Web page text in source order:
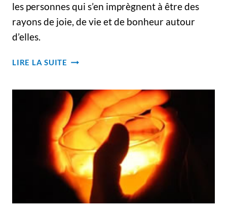
les personnes qui s’en imprègnent à être des
rayons de joie, de vie et de bonheur autour
d’elles.
LIRE LA SUITE LA
DU
MOIS
DE
MAI